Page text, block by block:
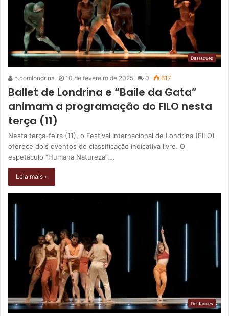
Destaques
n.comlondrina 10 de fevereiro de 2025 0 617
Ballet de Londrina e “Baile da Gata”
animam a programação do FILO nesta
terça (11)
Nesta terça-feira (11), o Festival Internacional de Londrina (FILO)
oferece dois eventos de classificação indicativa livre. O
espetáculo “Humana Natureza”,…
Leia mais »
Destaques